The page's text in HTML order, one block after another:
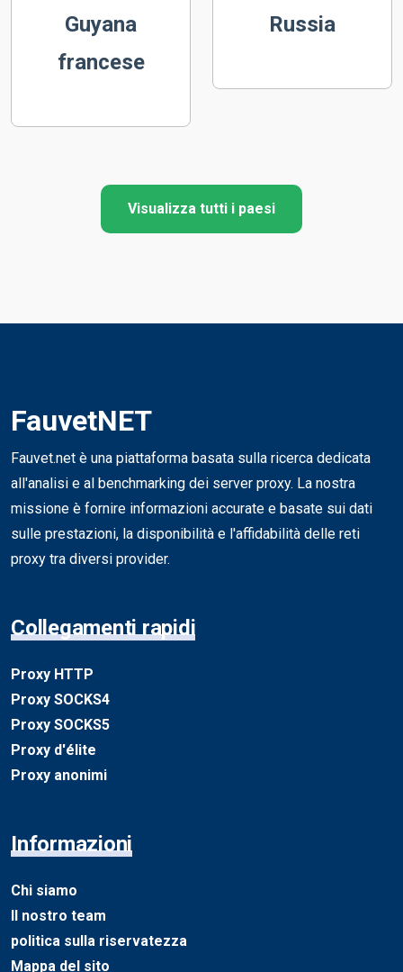
Guyana
francese
Russia
Visualizza tutti i paesi
FauvetNET
Fauvet.net è una piattaforma basata sulla ricerca dedicata
all'analisi e al benchmarking dei server proxy. La nostra
missione è fornire informazioni accurate e basate sui dati
sulle prestazioni, la disponibilità e l'affidabilità delle reti
proxy tra diversi provider.
Collegamenti rapidi
Proxy HTTP
Proxy SOCKS4
Proxy SOCKS5
Proxy d'élite
Proxy anonimi
Informazioni
Chi siamo
Il nostro team
politica sulla riservatezza
Mappa del sito